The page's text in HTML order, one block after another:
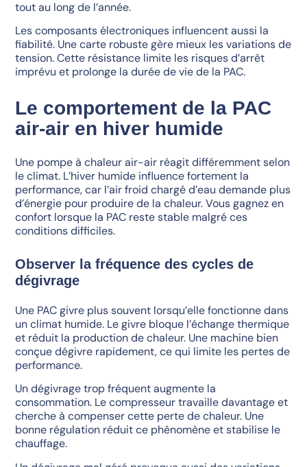
tout au long de l’année.
Les composants électroniques influencent aussi la
fiabilité. Une carte robuste gère mieux les variations de
tension. Cette résistance limite les risques d’arrêt
imprévu et prolonge la durée de vie de la PAC.
Le comportement de la PAC
air-air en hiver humide
Une pompe à chaleur air-air réagit différemment selon
le climat. L’hiver humide influence fortement la
performance, car l’air froid chargé d’eau demande plus
d’énergie pour produire de la chaleur. Vous gagnez en
confort lorsque la PAC reste stable malgré ces
conditions difficiles.
Observer la fréquence des cycles de
dégivrage
Une PAC givre plus souvent lorsqu’elle fonctionne dans
un climat humide. Le givre bloque l’échange thermique
et réduit la production de chaleur. Une machine bien
conçue dégivre rapidement, ce qui limite les pertes de
performance.
Un dégivrage trop fréquent augmente la
consommation. Le compresseur travaille davantage et
cherche à compenser cette perte de chaleur. Une
bonne régulation réduit ce phénomène et stabilise le
chauffage.